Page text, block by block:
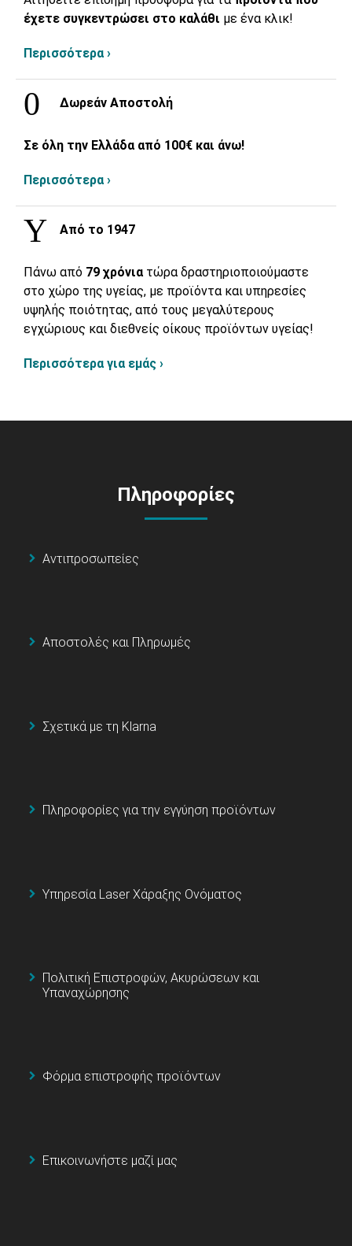
έχετε συγκεντρώσει στο καλάθι με ένα κλικ!
Περισσότερα ›
Δωρεάν Αποστολή
Σε όλη την Ελλάδα από 100€ και άνω!
Περισσότερα ›
Από το 1947
Πάνω από 79 χρόνια τώρα δραστηριοποιούμαστε
στο χώρο της υγείας, με προϊόντα και υπηρεσίες
υψηλής ποιότητας, από τους μεγαλύτερους
εγχώριους και διεθνείς οίκους προϊόντων υγείας!
Περισσότερα για εμάς ›
Πληροφορίες
Αντιπροσωπείες
Αποστολές και Πληρωμές
Σχετικά με τη Klarna
Πληροφορίες για την εγγύηση προϊόντων
Υπηρεσία Laser Χάραξης Ονόματος
Πολιτική Επιστροφών, Ακυρώσεων και
Υπαναχώρησης
Φόρμα επιστροφής προϊόντων
Επικοινωνήστε μαζί μας